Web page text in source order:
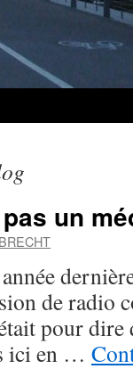
pas un
de radio
pour dire
ici en …